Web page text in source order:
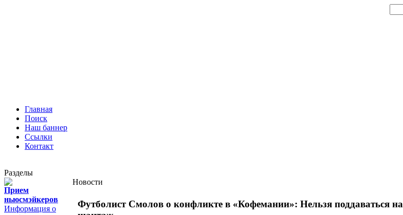
Главная
Поиск
Наш баннер
Ссылки
Контакт
Разделы
Прием
ньюсмэйкеров
Информация о
Новости
Футболист Смолов о конфликте в «Кофемании»: Нельзя поддаваться на